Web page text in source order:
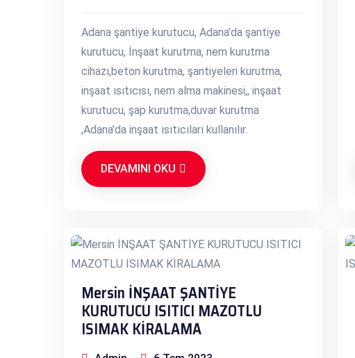
Adana şantiye kurutucu, Adana’da şantiye
kurutucu, İnşaat kurutma, nem kurutma
cihazı,beton kurutma, şantiyeleri kurutma,
inşaat ısıtıcısı, nem alma makinesi,, inşaat
kurutucu, şap kurutma,duvar kurutma
,Adana'da inşaat ısıtıcıları kullanılır.
DEVAMINI OKU
Mersin İNŞAAT ŞANTİYE
KURUTUCU ISITICI MAZOTLU
ISIMAK KİRALAMA